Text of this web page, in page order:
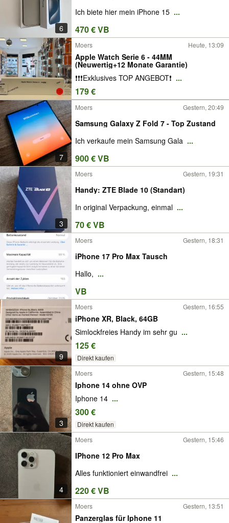
6
Ich biete hier mein iPhone 15 ...
470 € VB
Moers Heute, 13:09
Apple Watch Serie 6 - 44MM
(Neuwertig+12 Monate Garantie)
❗️❗️❗️Exklusives TOP ANGEBOT❗️ ...
179 €
7
Moers Gestern, 20:49
Samsung Galaxy Z Fold 7 - Top Zustand
Ich verkaufe mein Samsung Gala ...
900 € VB
3
Moers Gestern, 19:31
Handy: ZTE Blade 10 (Standart)
In original Verpackung, einmal ...
70 € VB
Moers Gestern, 18:31
iPhone 17 Pro Max Tausch
Hallo, ...
VB
9
Moers Gestern, 16:55
iPhone XR, Black, 64GB
Simlockfreies Handy im sehr gu ...
125 €
Direkt kaufen
3
Moers Gestern, 15:48
Iphone 14 ohne OVP
Iphone 14 ...
300 €
Direkt kaufen
4
Moers Gestern, 15:46
IPhone 12 Pro Max
Alles funktioniert einwandfrei ...
220 € VB
Moers Gestern, 13:51
Panzerglas für Iphone 11